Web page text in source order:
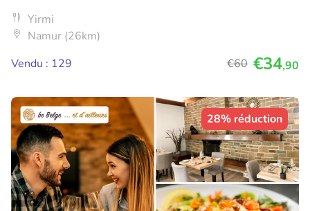
Yirmi
Namur (26km)
Vendu : 129
€60 €34,90
28% réduction